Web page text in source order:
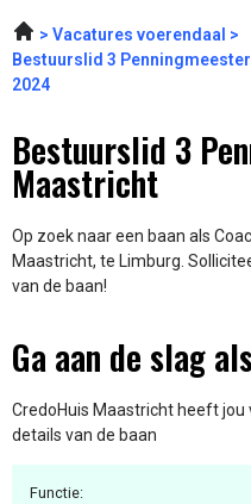
Vacatures voerendaal
Bestuurslid 3
2024
Bestuurslid 3
Maastricht
Op zoek naar een baan als
Maastricht, te Limburg.
van de baan!
Ga aan de slag
CredoHuis Maastricht heeft jou
details van de baan
Functie: